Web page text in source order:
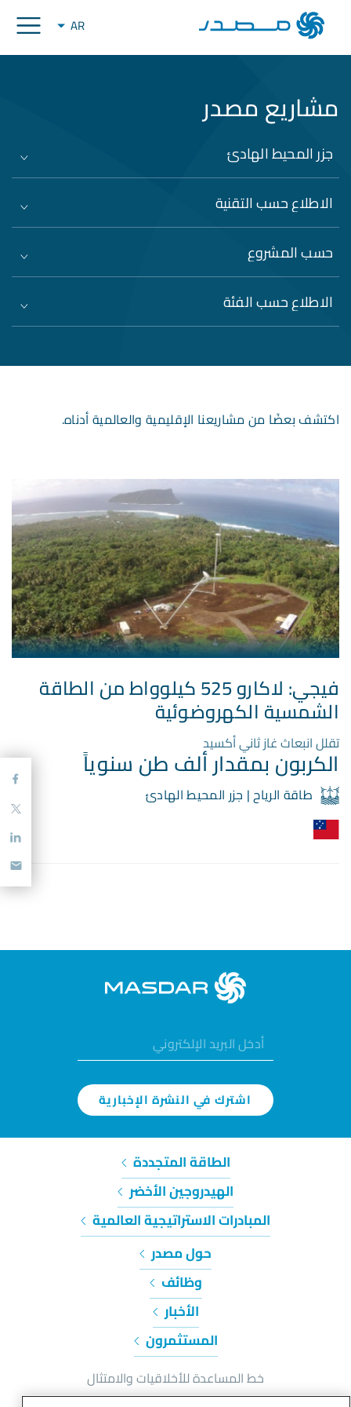
AR
مشاريع مصدر
جزر المحيط الهادئ
الاطلاع حسب التقنية
حسب المشروع
الاطلاع حسب الفئة
اكتشف بعضًا من مشاريعنا الإقليمية والعالمية أدناه.
فيجي: لاكارو 525 كيلوواط من الطاقة
الشمسية الكهروضوئية
تقلل انبعاث غاز ثاني أكسيد
الكربون بمقدار ألف طن سنوياً
طاقة الرياح | جزر المحيط الهادئ
اشترك في النشرة الإخبارية
الطاقة المتجددة
الهيدروجين الأخضر
المبادرات الاستراتيجية العالمية
حول مصدر
وظائف
الأخبار
المستثمرون
خط المساعدة للأخلاقيات والامتثال